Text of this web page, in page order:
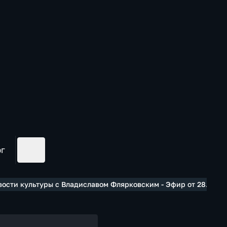
культуры с Владиславом Флярковским - Эфир от